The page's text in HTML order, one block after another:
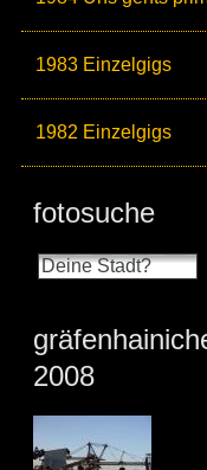
1983 Einzelgigs
1982 Einzelgigs
fotosuche
2008